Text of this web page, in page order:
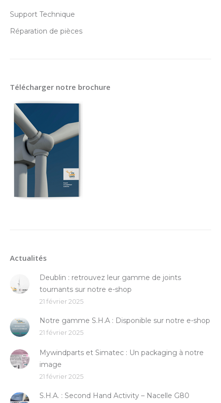
Support Technique
Réparation de pièces
Télécharger notre brochure
Actualités
Deublin : retrouvez leur gamme de joints
tournants sur notre e-shop
21 février 2025
Notre gamme S.H.A : Disponible sur notre e-shop
21 février 2025
Mywindparts et Simatec : Un packaging à notre
image
21 février 2025
S.H.A. : Second Hand Activity – Nacelle G80